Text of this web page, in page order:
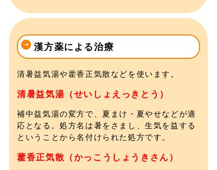
漢方薬による治療
清暑益気湯や藿香正気散などを使います。
清暑益気湯（せいしょえっきとう）
補中益気湯の変方で、夏まけ・夏やせなどが適
応となる。処方名は暑をさまし、生気を益する
ということから名付けられた処方です。
藿香正気散（かっこうしょうきさん）